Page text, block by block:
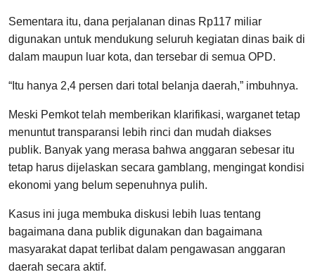
Sementara itu, dana perjalanan dinas Rp117 miliar
digunakan untuk mendukung seluruh kegiatan dinas baik di
dalam maupun luar kota, dan tersebar di semua OPD.
“Itu hanya 2,4 persen dari total belanja daerah,” imbuhnya.
Meski Pemkot telah memberikan klarifikasi, warganet tetap
menuntut transparansi lebih rinci dan mudah diakses
publik. Banyak yang merasa bahwa anggaran sebesar itu
tetap harus dijelaskan secara gamblang, mengingat kondisi
ekonomi yang belum sepenuhnya pulih.
Kasus ini juga membuka diskusi lebih luas tentang
bagaimana dana publik digunakan dan bagaimana
masyarakat dapat terlibat dalam pengawasan anggaran
daerah secara aktif.